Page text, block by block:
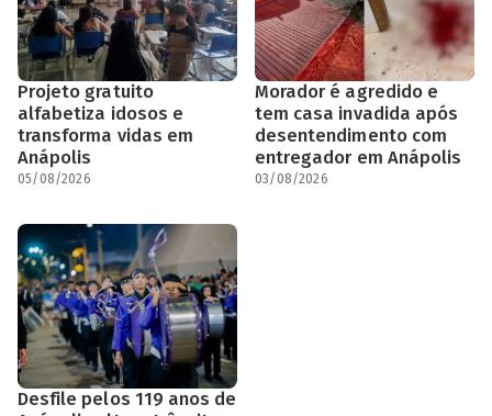
Projeto gratuito
alfabetiza idosos e
transforma vidas em
Anápolis
05/08/2026
Morador é agredido e
tem casa invadida após
desentendimento com
entregador em Anápolis
03/08/2026
Desfile pelos 119 anos de